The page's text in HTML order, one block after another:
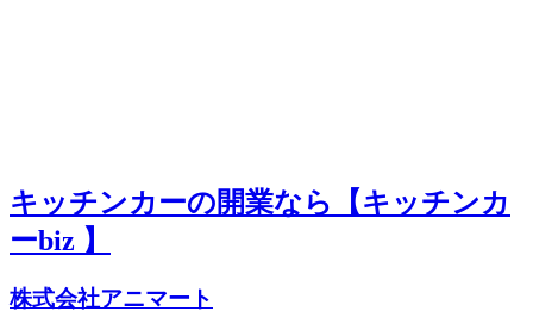
キッチンカーの開業なら【キッチンカ
ーbiz 】
株式会社アニマート